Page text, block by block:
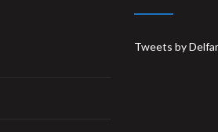
Tweets by